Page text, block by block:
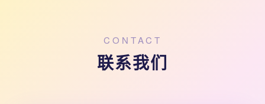
CONTACT
联系我们